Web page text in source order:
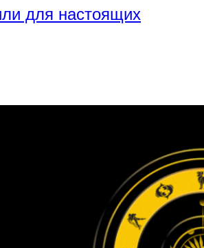
для настоящих